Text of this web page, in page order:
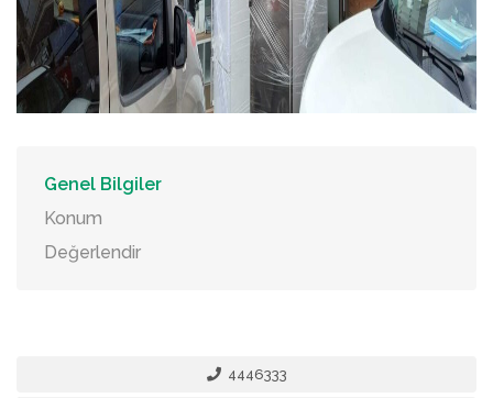
Genel Bilgiler
Konum
Değerlendir
4446333